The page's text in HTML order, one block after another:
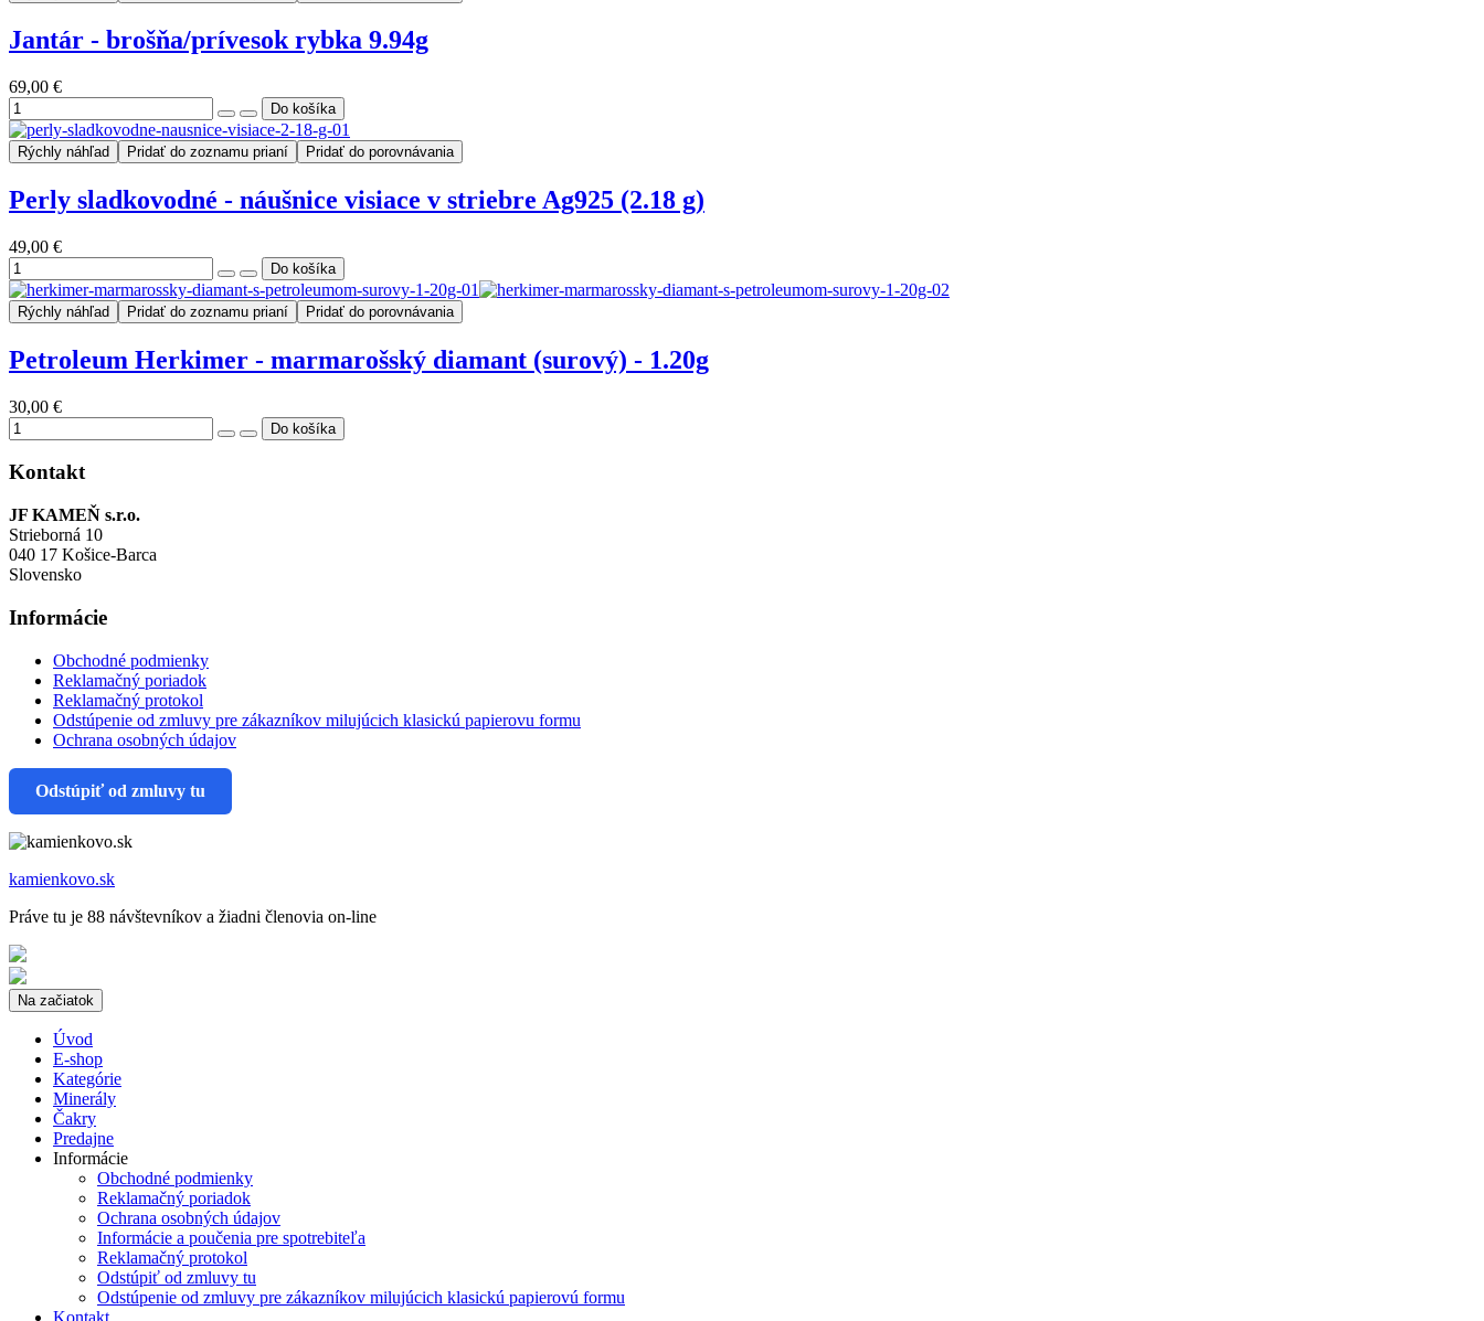
Jantár - brošňa/prívesok rybka 9.94g
69,00 €
Rýchly náhľad Pridať do zoznamu prianí Pridať do porovnávania
Perly sladkovodné - náušnice visiace v striebre Ag925 (2.18 g)
49,00 €
Rýchly náhľad Pridať do zoznamu prianí Pridať do porovnávania
Petroleum Herkimer - marmarošský diamant (surový) - 1.20g
30,00 €
Kontakt
JF KAMEŇ s.r.o.
Strieborná 10
040 17 Košice-Barca
Slovensko
Informácie
Obchodné podmienky
Reklamačný poriadok
Reklamačný protokol
Odstúpenie od zmluvy pre zákazníkov milujúcich klasickú papierovu formu
Ochrana osobných údajov
Odstúpiť od zmluvy tu
kamienkovo.sk
Práve tu je 88 návštevníkov a žiadni členovia on-line
Na začiatok
Úvod
E-shop
Kategórie
Minerály
Čakry
Predajne
Informácie
Obchodné podmienky
Reklamačný poriadok
Ochrana osobných údajov
Informácie a poučenia pre spotrebiteľa
Reklamačný protokol
Odstúpiť od zmluvy tu
Odstúpenie od zmluvy pre zákazníkov milujúcich klasickú papierovú formu
Kontakt